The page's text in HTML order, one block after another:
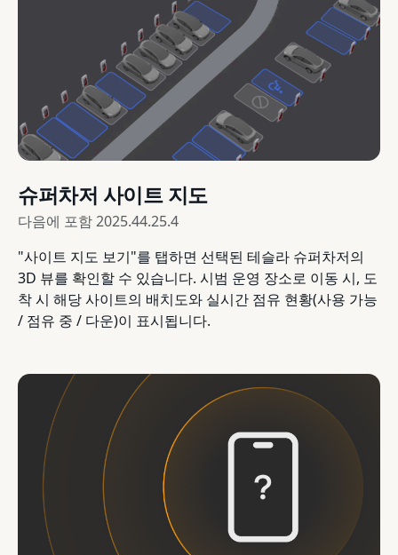
슈퍼차저 사이트 지도
다음에 포함2025.44.25.4
"사이트 지도 보기"를 탭하면 선택된 테슬라 슈퍼차저의
3D 뷰를 확인할 수 있습니다. 시범 운영 장소로 이동 시, 도
착 시 해당 사이트의 배치도와 실시간 점유 현황(사용 가능
/ 점유 중 / 다운)이 표시됩니다.